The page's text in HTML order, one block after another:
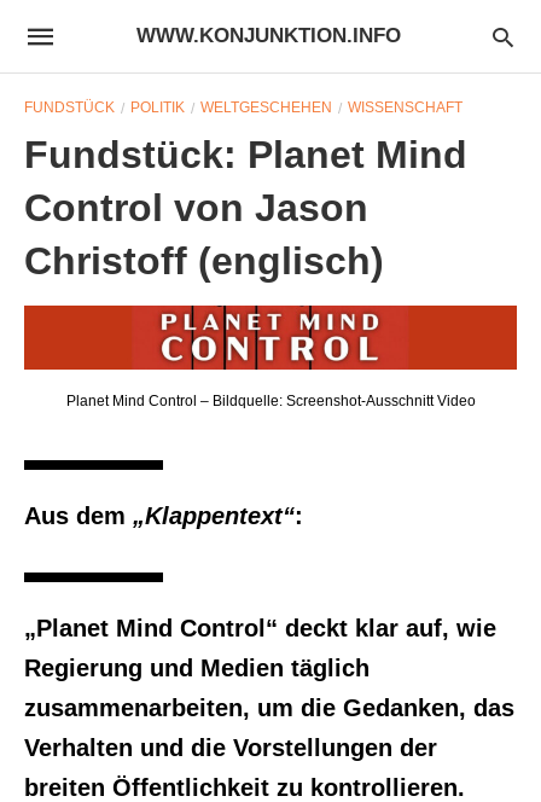
WWW.KONJUNKTION.INFO
FUNDSTÜCK POLITIK WELTGESCHEHEN WISSENSCHAFT
Fundstück: Planet Mind
Control von Jason
Christoff (englisch)
Planet Mind Control – Bildquelle: Screenshot-Ausschnitt Video
Aus dem „Klappentext“:
„Planet Mind Control“ deckt klar auf, wie
Regierung und Medien täglich
zusammenarbeiten, um die Gedanken, das
Verhalten und die Vorstellungen der
breiten Öffentlichkeit zu kontrollieren.